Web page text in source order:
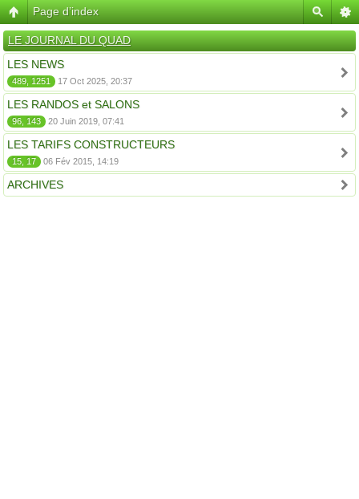
Page d’index
LE JOURNAL DU QUAD
LES NEWS
489, 1251 17 Oct 2025, 20:37
LES RANDOS et SALONS
96, 143 20 Juin 2019, 07:41
LES TARIFS CONSTRUCTEURS
15, 17 06 Fév 2015, 14:19
ARCHIVES